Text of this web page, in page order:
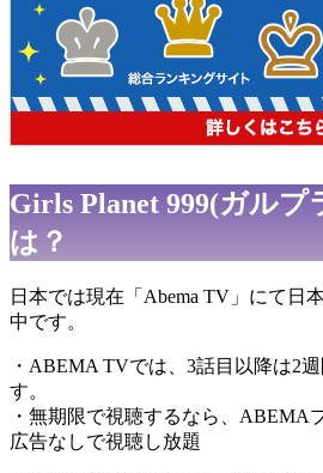
Girls Planet 999(ガルプ
は？
日本では現在「Abema TV」にて日
中です。
・ABEMA TVでは、3話目以降は2
す。
・無期限で視聴するなら、ABEMA
広告なしで視聴し放題